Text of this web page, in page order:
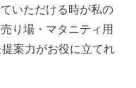
いただける時が私の
り場・マタニティ用
案力がお役に立てれ